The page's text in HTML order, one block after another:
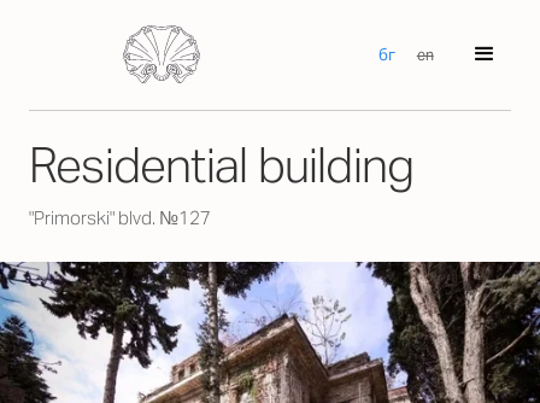
бг en
Residential building
"Primorski" blvd. №127